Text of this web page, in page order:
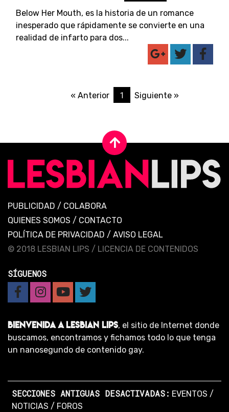
Below Her Mouth, es la historia de un romance
inesperado que rápidamente se convierte en una
realidad de infarto para dos...
« Anterior 1 Siguiente »
PUBLICIDAD / COLABORA
QUIENES SOMOS / CONTACTO
POLÍTICA DE PRIVACIDAD / AVISO LEGAL
© 2018 LESBIAN LIPS / LICENCIA DE CONTENIDOS
SÍGUENOS
BIENVENIDA A LESBIAN LIPS, el sitio de Internet donde
buscamos, encontramos y fichamos todo lo que tenga
un nanosegundo de contenido gay.
SECCIONES ANTIGUAS DESACTIVADAS: EVENTOS /
NOTICIAS / FOROS